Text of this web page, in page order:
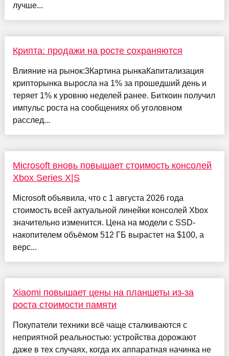
лучше...
Крипта: продажи на росте сохраняются
Влияние на рынок:3Картина рынкаКапитализация
крипторынка выросла на 1% за прошедший день и
теряет 1% к уровню неделей ранее. Биткоин получил
импульс роста на сообщениях об уголовном
расслед...
Microsoft вновь повышает стоимость консолей
Xbox Series X|S
Microsoft объявила, что с 1 августа 2026 года
стоимость всей актуальной линейки консолей Xbox
значительно изменится. Цена на модели с SSD-
накопителем объёмом 512 ГБ вырастет на $100, а
верс...
Xiaomi повышает цены на планшеты из-за
роста стоимости памяти
Покупатели техники всё чаще сталкиваются с
неприятной реальностью: устройства дорожают
даже в тех случаях, когда их аппаратная начинка не